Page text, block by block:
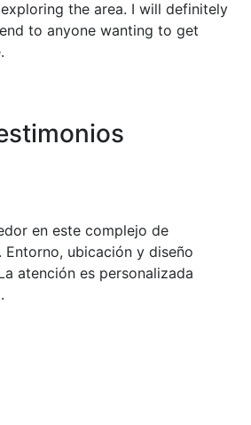
the area. I will definitely
to anyone wanting to get
en este complejo de
Entorno, ubicación y diseño
atención es personalizada